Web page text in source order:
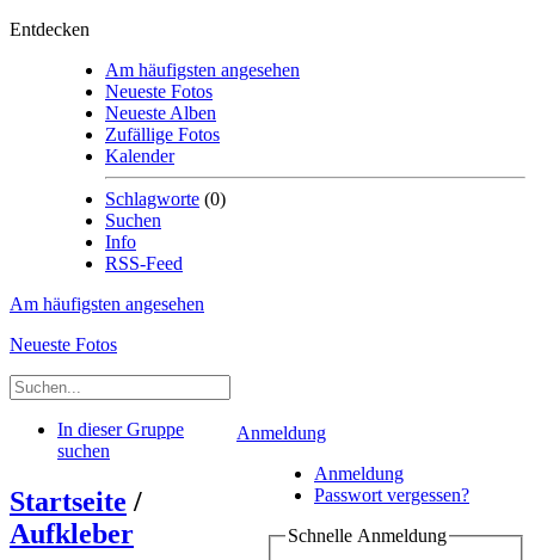
Entdecken
Am häufigsten angesehen
Neueste Fotos
Neueste Alben
Zufällige Fotos
Kalender
Schlagworte (0)
Suchen
Info
RSS-Feed
Am häufigsten angesehen
Neueste Fotos
Anmeldung
Anmeldung
Passwort vergessen?
Schnelle Anmeldung
In dieser Gruppe
suchen
Startseite /
Aufkleber